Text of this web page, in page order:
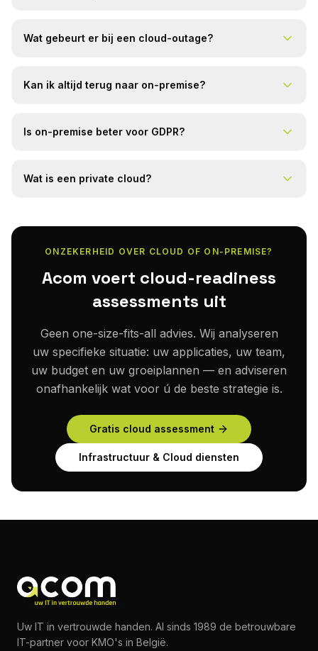
Wat gebeurt er bij een cloud-outage?
Kan ik altijd terug naar on-premise?
Is on-premise beter voor GDPR?
Wat is een private cloud?
ONZEKERHEID OVER CLOUD OF ON-PREMISE?
Acom voert cloud-readiness
assessments uit
Geen one-size-fits-all advies. Wij analyseren
uw specifieke situatie: uw applicaties, uw team,
uw budget en uw groeiplannen — en adviseren
onafhankelijk wat voor ú de beste strategie is.
Gratis cloud assessment
Infrastructuur & Cloud diensten
Uw IT in vertrouwde handen. Al sinds 1989 de betrouwbare
IT-partner voor KMO's in België.